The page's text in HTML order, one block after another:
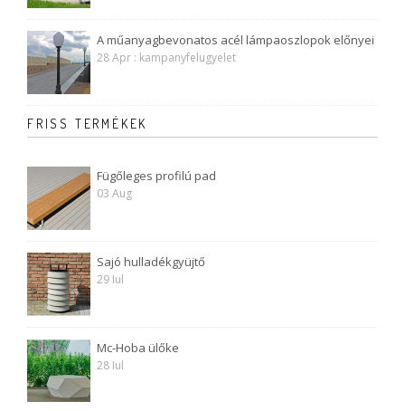
A műanyagbevonatos acél lámpaoszlopok előnyei
28 Apr : kampanyfelugyelet
FRISS TERMÉKEK
Fügőleges profilú pad
03 Aug
Sajó hulladékgyüjtő
29 Iul
Mc-Hoba ülőke
28 Iul